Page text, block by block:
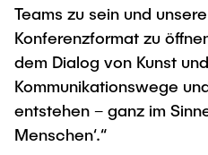
Teams zu sein und
Konferenzformat zu
dem Dialog von Kunst
Kommunikationswege
entstehen – ganz im
Menschen‘.“